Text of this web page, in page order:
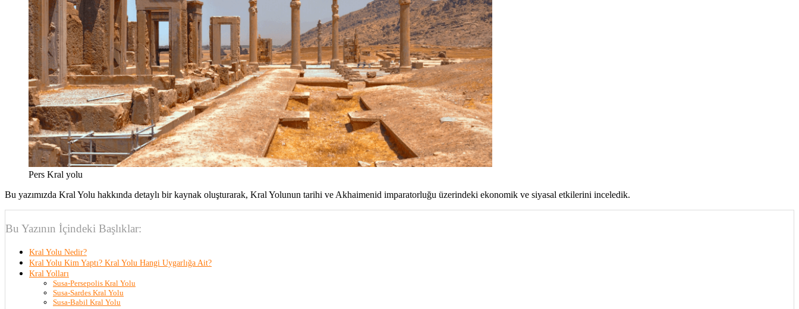
Pers Kral yolu
Bu yazımızda Kral Yolu hakkında detaylı bir kaynak oluşturarak, Kral Yolunun tarihi ve Akhaimenid imparatorluğu üzerindeki ekonomik ve siyasal etkilerini inceledik.
Bu Yazının İçindeki Başlıklar:
Kral Yolu Nedir?
Kral Yolu Kim Yaptı? Kral Yolu Hangi Uygarlığa Ait?
Kral Yolları
Susa-Persepolis Kral Yolu
Susa-Sardes Kral Yolu
Susa-Babil Kral Yolu